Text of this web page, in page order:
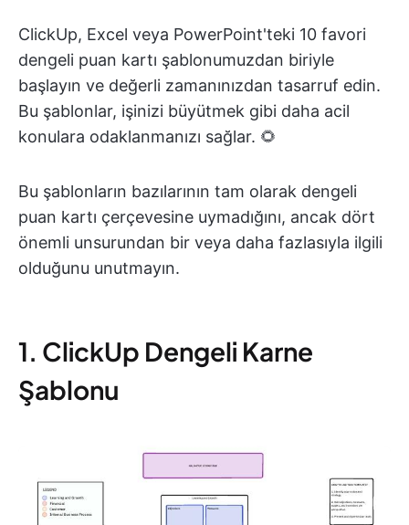
ClickUp, Excel veya PowerPoint'teki 10 favori
dengeli puan kartı şablonumuzdan biriyle
başlayın ve değerli zamanınızdan tasarruf edin.
Bu şablonlar, işinizi büyütmek gibi daha acil
konulara odaklanmanızı sağlar. 🌻
Bu şablonların bazılarının tam olarak dengeli
puan kartı çerçevesine uymadığını, ancak dört
önemli unsurundan bir veya daha fazlasıyla ilgili
olduğunu unutmayın.
1. ClickUp Dengeli Karne
Şablonu